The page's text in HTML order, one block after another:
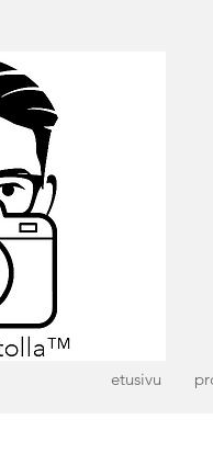
etusivu